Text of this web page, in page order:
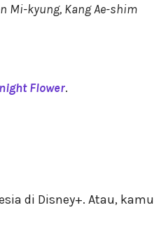
Mi-kyung, Kang Ae-shim
Flower.
di Disney+. Atau, kamu